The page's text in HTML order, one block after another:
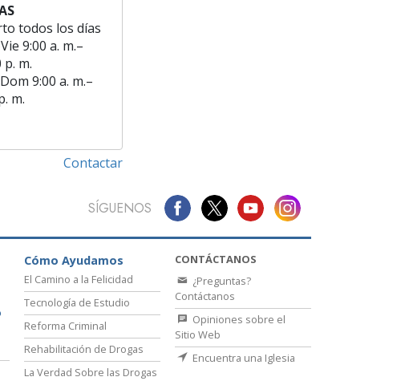
todos los días
Vie 9:00 a. m.–
p. m.
Dom 9:00 a. m.–
m.
Contactar
SÍGUENOS
Cómo Ayudamos
El Camino a la Felicidad
Tecnología de Estudio
Reforma Criminal
Rehabilitación de Drogas
La Verdad Sobre las Drogas
CONTÁCTANOS
¿Preguntas?
Contáctanos
Opiniones sobre el
Sitio Web
Encuentra una Iglesia